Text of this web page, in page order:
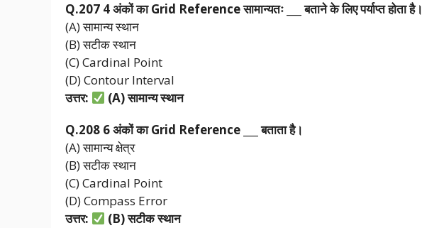
Q.207 4अंकोंका Grid Referenceसामान्यतः ___बतानेकेलिएपर्याप्तहोताहै।
(A) सामान्य स्थान
(B) सटीक स्थान
(C) Cardinal Point
(D) Contour Interval
उत्तर:
(A)सामान्यस्थान
Q.208 6अंकोंका Grid Reference ___बताताहै।
(A) सामान्य क्षेत्र
(B) सटीक स्थान
(C) Cardinal Point
(D) Compass Error
उत्तर:
(B)सटीकस्थान